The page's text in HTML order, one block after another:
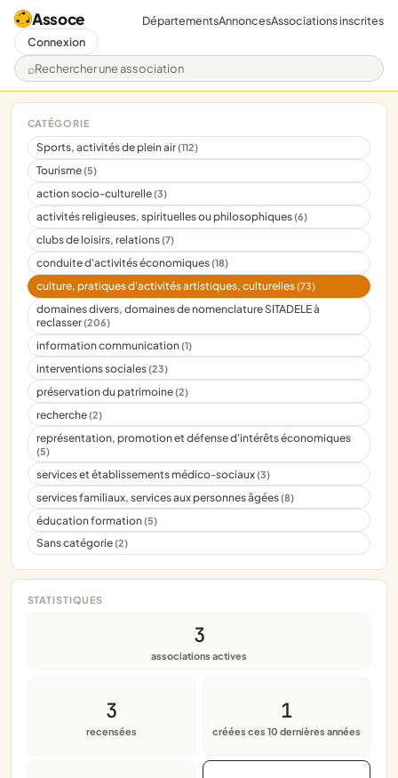
Assoce
Rechercher une association
DépartementsAnnoncesAssociations inscrites
Connexion
CATÉGORIE
Sports, activités de plein air(112)
Tourisme(5)
action socio-culturelle(3)
activités religieuses, spirituelles ou philosophiques(6)
clubs de loisirs, relations(7)
conduite d'activités économiques(18)
culture, pratiques d'activités artistiques, culturelles(73)
domaines divers, domaines de nomenclature SITADELE à
reclasser(206)
information communication(1)
interventions sociales(23)
préservation du patrimoine(2)
recherche(2)
représentation, promotion et défense d'intérêts économiques
(5)
services et établissements médico-sociaux(3)
services familiaux, services aux personnes âgées(8)
éducation formation(5)
Sans catégorie(2)
STATISTIQUES
3
associations actives
3
recensées
1
créées ces 10 dernières années